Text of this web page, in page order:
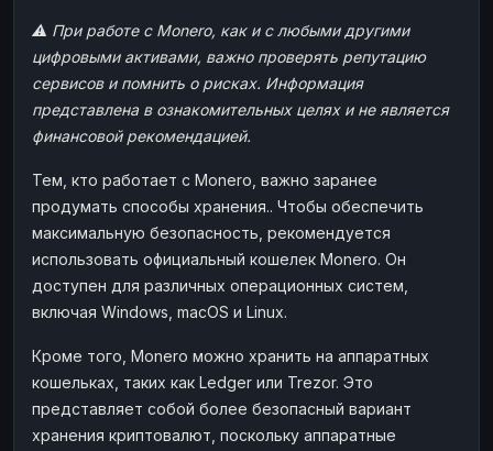
⚠️ При работе с Monero, как и с любыми другими
цифровыми активами, важно проверять репутацию
сервисов и помнить о рисках. Информация
представлена в ознакомительных целях и не является
финансовой рекомендацией.
Тем, кто работает с Monero, важно заранее
продумать способы хранения.. Чтобы обеспечить
максимальную безопасность, рекомендуется
использовать официальный кошелек Monero. Он
доступен для различных операционных систем,
включая Windows, macOS и Linux.
Кроме того, Monero можно хранить на аппаратных
кошельках, таких как Ledger или Trezor. Это
представляет собой более безопасный вариант
хранения криптовалют, поскольку аппаратные